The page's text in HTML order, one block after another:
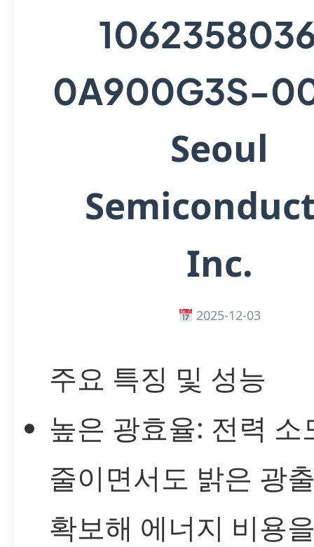
0A900G3S-
Seoul
Inc.
2025-12-03
주요 특징 및 성능
높은 광효율: 전력 소
줄이면서도 밝은 광
확보해 에너지 비용